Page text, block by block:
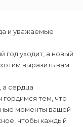
и уважаемые
год уходит, а новый
выразить вам
а сердца
тем, что
моменты вашей
чтобы каждый